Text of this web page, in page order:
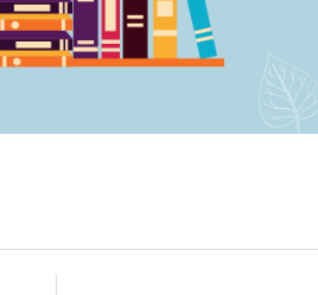
Encuentra todo
https://